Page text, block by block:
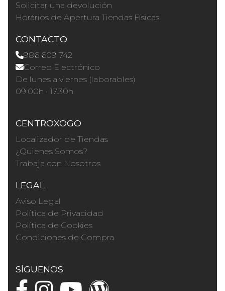
Solicitar una devolución
Horários de Apertura Tiendas Físicas
CONTACTO
986 609 742
Correo Electrónico
De lunes a viernes (laborables)
09.00h · 17.30h
CENTROXOGO
Localizador de Tiendas
¿Quienes Somos?
Trabaja con Nosotros
LEGAL
Aviso Legal
Política de Privacidad
Política de Cookies
Condiciones de Compra
SÍGUENOS